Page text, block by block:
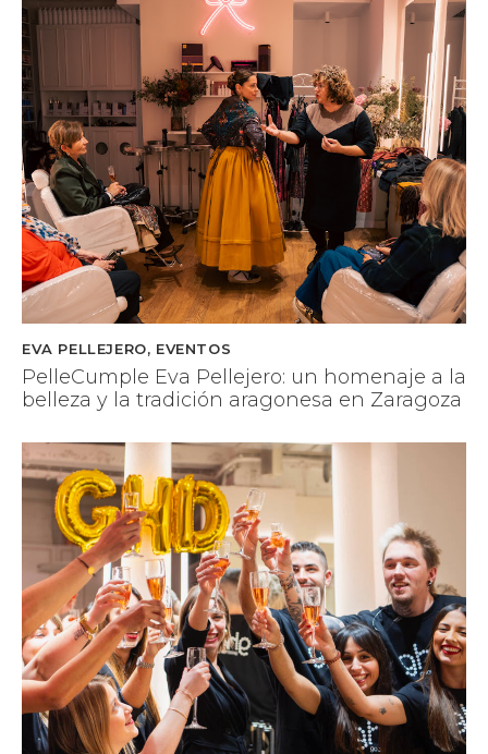
EVA PELLEJERO, EVENTOS
PelleCumple Eva Pellejero: un homenaje a la
belleza y la tradición aragonesa en Zaragoza